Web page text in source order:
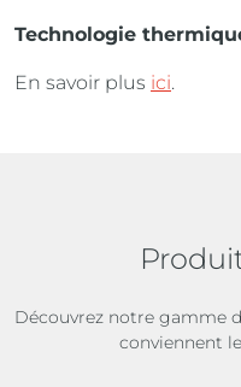
Technologie
En savoir plus ici.
Découvrez notre gamme
conviennent